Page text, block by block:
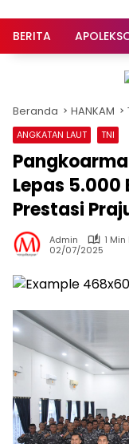
BERITA
Beranda HANKAM
ANGKATAN LAUT TNI
Lepas 5.000
Prestasi
Admin
1
02/07/2025